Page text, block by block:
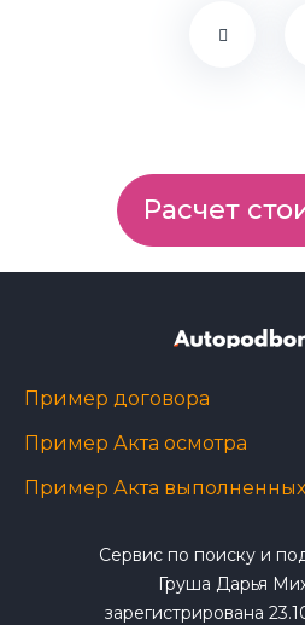
Расчет
Пример договора
Пример Акта осмотра
Пример Акта выполненных
Сервис по поиску и
Груша Дарья
зарегистрирована